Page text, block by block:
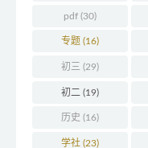
pdf(30)
专题 (16)
初三 (29)
初二 (19)
历史 (16)
学社(23)